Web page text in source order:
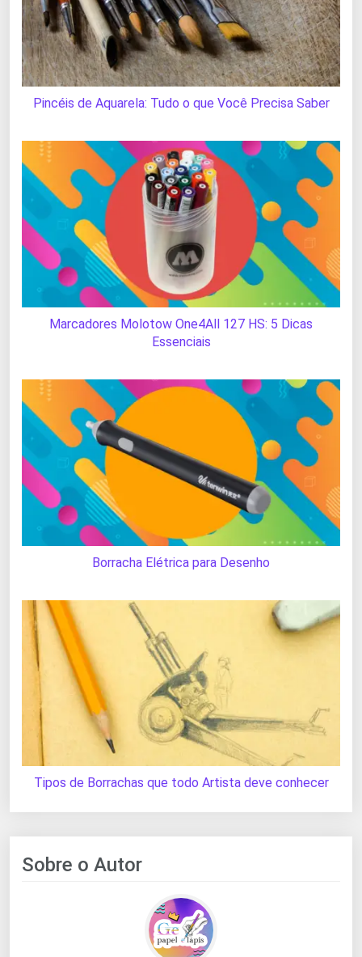
Pincéis de Aquarela: Tudo o que Você Precisa Saber
Marcadores Molotow One4All 127 HS: 5 Dicas
Essenciais
Borracha Elétrica para Desenho
Tipos de Borrachas que todo Artista deve conhecer
Sobre o Autor